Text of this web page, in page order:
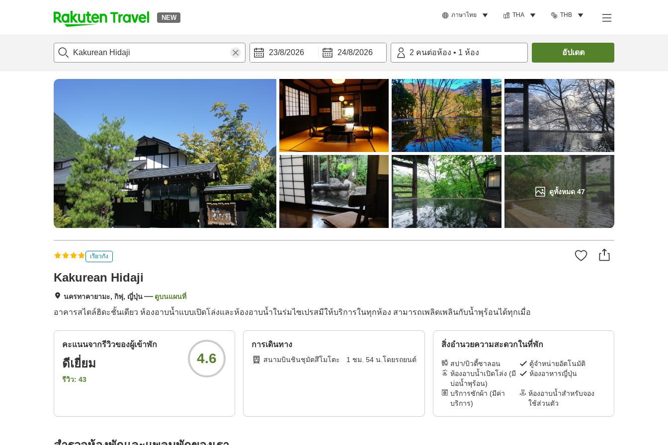
NEW ภาษาไทย THA THB
t
p
a
_
s
e
a
r
c
h
23/8/2026 24/8/2026 2 คนต่อห้อง • 1 ห้อง อัปเดต
ดูทั้งหมด47
แนะนำที่พักห้องพักและแพลนพัก ค้นหาห้องพัก
เรียวกัง
Kakurean Hidaji
นครทาคายามะ, กิฟุ, ญี่ปุ่น ดูบนแผนที่
อาคารสไตล์ฮิดะชั้นเดียว ห้องอาบน้ำแบบเปิดโล่งและห้องอาบน้ำในร่มไซเปรสมีให้บริการในทุกห้อง สามารถเพลิดเพลินกับน้ำพุร้อนได้ทุกเมื่อ
คะแนนจากรีวิวของผู้เข้าพัก
ดีเยี่ยม
รีวิว: 43
4.6
การเดินทาง
สนามบินชินชุมัตสึโมโตะ 1 ชม. 54น.โดยรถยนต์
สิ่งอำนวยความสะดวกในที่พัก
สปา/บิวตี้ซาลอน
ตู้จำหน่ายอัตโนมัติ
ห้องอาบน้ำเปิดโล่ง (มี
บ่อน้ำพุร้อน)
ห้องอาหารญี่ปุ่น
บริการซักผ้า (มีค่า
บริการ)
ห้องอาบน้ำสำหรับจอง
ใช้ส่วนตัว